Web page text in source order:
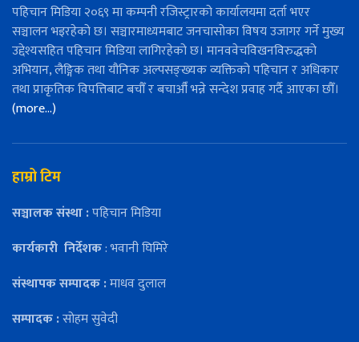
पहिचान मिडिया २०६९ मा कम्पनी रजिस्ट्रारको कार्यालयमा दर्ता भएर
सञ्चालन भइरहेको छ। सञ्चारमाध्यमबाट जनचासोका विषय उजागर गर्ने मुख्य
उद्देश्यसहित पहिचान मिडिया लागिरहेको छ। मानववेचविखनविरुद्धको
अभियान, लैङ्गिक तथा यौनिक अल्पसङ्ख्यक व्यक्तिको पहिचान र अधिकार
तथा प्राकृतिक विपत्तिबाट बचौँ र बचाऔँ भन्ने सन्देश प्रवाह गर्दै आएका छौँ।
(more…)
हाम्रो टिम
सञ्चालक संस्था :पहिचान मिडिया
कार्यकारी निर्देशक: भवानी घिमिरे
संस्थापक सम्पादक :माधव दुलाल
सम्पादक :सोहम सुवेदी